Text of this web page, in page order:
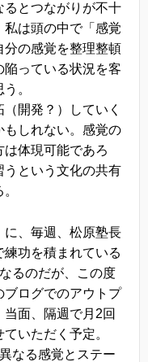
るとつながりが不十
は頭の中で「感覚
分の感覚を整理整頓
陥っている状況を客
。
開発？）していく
もしれない。感覚の
は体現可能であろ
うという文化の共有
に、毎週、松原塾長
功を積まれている
るのだが、この度
ブログでのアウトプ
面、隔週で月2回
いただく予定。
なる感覚とステー